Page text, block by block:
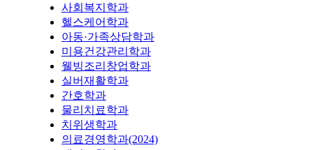
사회복지학과
헬스케어학과
아동·가족상담학과
미용건강관리학과
웰빙조리창업학과
실버재활학과
간호학과
물리치료학과
치위생학과
의료경영학과(2024)